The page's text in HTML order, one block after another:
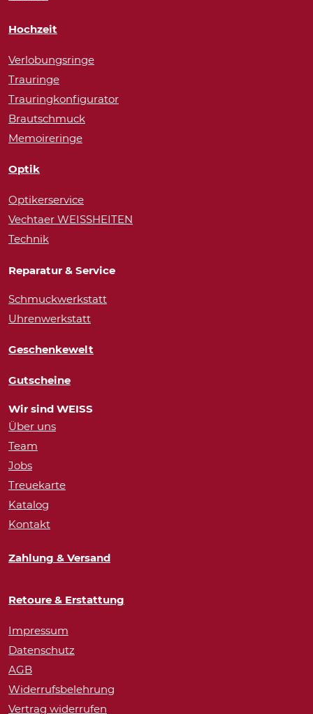
Hochzeit
Verlobungsringe
Trauringe
Trauringkonfigurator
Brautschmuck
Memoireringe
Optik
Optikerservice
Vechtaer WEISSHEITEN
Technik
Reparatur & Service
Schmuckwerkstatt
Uhrenwerkstatt
Geschenkewelt
Gutscheine
Wir sind WEISS
Über uns
Team
Jobs
Treuekarte
Katalog
Kontakt
Zahlung & Versand
Retoure & Erstattung
Impressum
Datenschutz
AGB
Widerrufsbelehrung
Vertrag widerrufen